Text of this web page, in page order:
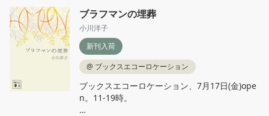
cafe.reading(at)gmail.comに1．お名前と2．
ご連絡先、3．過去に読書会に参加したことが
あるか、を記載の上、ご連絡ください。※2、3
日経ってもメールの返信がない場合はお手数で
すが迷惑メールフォルダをチェックされるか、
こちらの記事にメールした旨のコメントを書き
#読書会 #山尾悠子 #構造と美文
ブラフマンの埋葬
小川洋子
新刊入荷
@ ブックスエコーロケーション
ブックスエコーロケーション、7月17日(金)ope
n。11‐19時。